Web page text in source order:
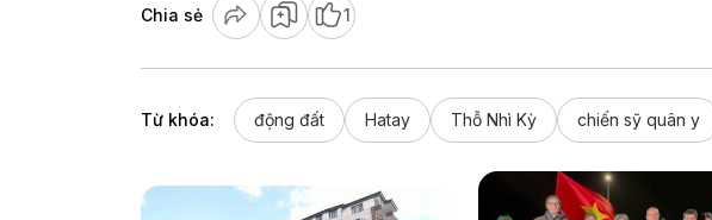
Chia sẻ 1
Từ khóa: động đất Hatay Thỗ Nhì Kỳ chiến sỹ quân y